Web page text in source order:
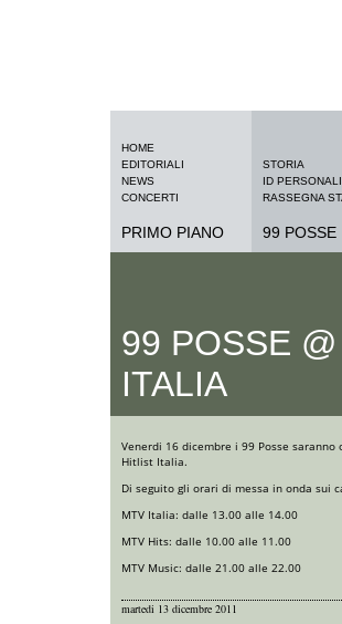
HOME
EDITORIALI
NEWS
CONCERTI
PRIMO PIANO
STORIA
ID PERSONALI
RASSEGNA
99 POSSE
99 POSSE
ITALIA
Venerdi 16 dicembre i 99 Posse
Hitlist Italia.
Di seguito gli orari di messa in onda sui
MTV Italia: dalle 13.00 alle 14.00
MTV Hits: dalle 10.00 alle 11.00
MTV Music: dalle 21.00 alle 22.00
martedi 13 dicembre 2011